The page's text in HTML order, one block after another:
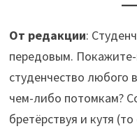
От редакции:
передовым.
студенчество любого
чем-либо потомкам?
бретёрствуя и кутя